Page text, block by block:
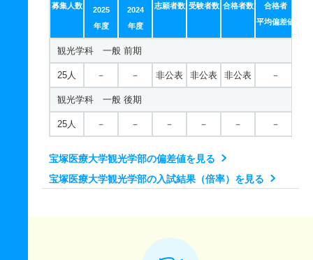
リハビリテーション学科／作業療法学専攻 一般 中期
10人 －
リハビリテーション学科／作業療法学専攻 一般 後期
10人 －
リハビリテーション学科／作業療法学専攻 一般 共テ
前期
4人 － － 0人 0人
リハビリテーション学科／作業療法学専攻 一般 ニ 中
リハビリテーション学科／作業療法学専攻 一般 ニ 後
募集人数 志願者数 受験者数 合格者数
合格者
平均偏差値
2025
年度
2024
年度
観光学科 一般 前期
25人 － － 非公表 非公表 非公表 －
観光学科 一般 後期
25人 － － － － － －
宝塚医療大学観光学部の偏差値を見る
宝塚医療大学観光学部の入試結果（倍率）を見る